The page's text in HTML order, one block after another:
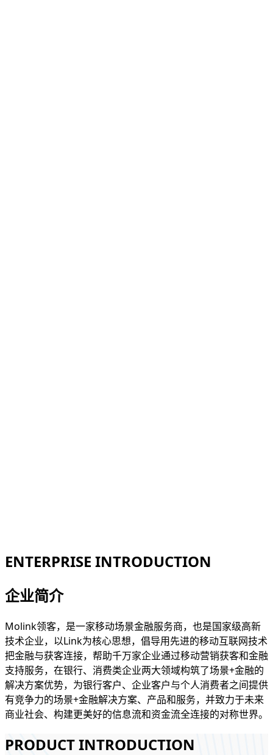
ENTERPRISE INTRODUCTION
企业简介
Molink领客，是一家移动场景金融服务商，也是国家级高新
技术企业，以Link为核心思想，倡导用先进的移动互联网技术
把金融与获客连接，帮助千万家企业通过移动营销获客和金融
支持服务，在银行、消费类企业两大领域构筑了场景+金融的
解决方案优势，为银行客户、企业客户与个人消费者之间提供
有竞争力的场景+金融解决方案、产品和服务，并致力于未来
商业社会、构建更美好的信息流和资金流全连接的对称世界。
PRODUCT INTRODUCTION